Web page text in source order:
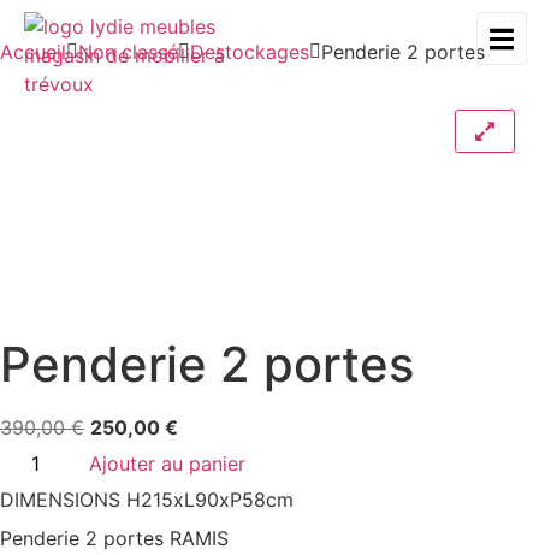
Accueil Non classé Destockages Penderie 2 portes
Penderie 2 portes
390,00€ 250,00 €
Ajouter au panier
DIMENSIONS H215xL90xP58cm
Penderie 2 portes RAMIS